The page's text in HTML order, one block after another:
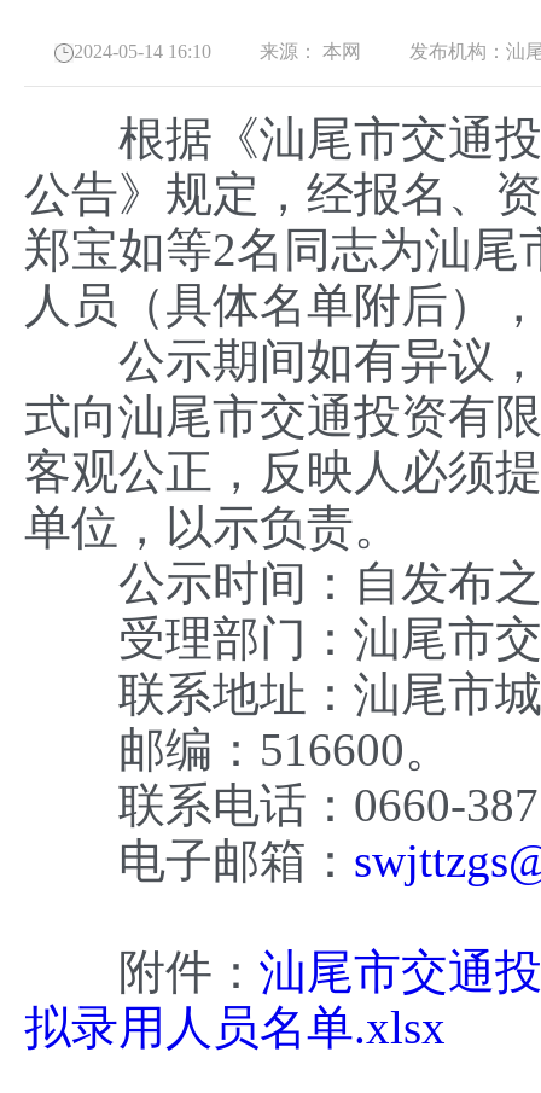
2024-05-14 16:10 来源： 本网 发布机构： 汕
根据《汕尾市交通投
公告》规定，经报名、
郑宝如等2名同志为汕
人员（具体名单附后）
公示期间如有异议，
式向汕尾市交通投资有
客观公正，反映人必须
单位，以示负责。
公示时间：自发布之
受理部门：汕尾市交
联系地址：汕尾市城
邮编：516600。
联系电话：0660-
电子邮箱：
附件： 汕尾市交通
拟录用人员名单.xlsx